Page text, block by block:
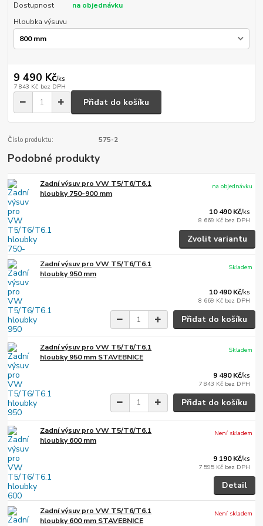
Dostupnost
na objednávku
Hloubka výsuvu
9 490 Kč/ks
7 843 Kč bez DPH
Přidat do košíku
Číslo produktu: 575-2
Podobné produkty
Zadní výsuv pro VW T5/T6/T6.1
hloubky 750-900 mm
10 490 Kč/ks
8 669 Kč bez DPH
na objednávku
Zvolit variantu
Zadní výsuv pro VW T5/T6/T6.1
hloubky 950 mm
10 490 Kč/ks
8 669 Kč bez DPH
Skladem
Přidat do košíku
Zadní výsuv pro VW T5/T6/T6.1
hloubky 950 mm STAVEBNICE
9 490 Kč/ks
7 843 Kč bez DPH
Skladem
Přidat do košíku
Zadní výsuv pro VW T5/T6/T6.1
hloubky 600 mm
9 190 Kč/ks
7 595 Kč bez DPH
Není skladem
Detail
Zadní výsuv pro VW T5/T6/T6.1
hloubky 600 mm STAVEBNICE
Není skladem